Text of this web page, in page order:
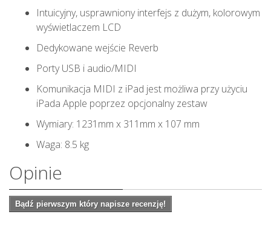
Intuicyjny, usprawniony interfejs z dużym, kolorowym
wyświetlaczem LCD
Dedykowane wejście Reverb
Porty USB i audio/MIDI
Komunikacja MIDI z iPad jest możliwa przy użyciu
iPada Apple poprzez opcjonalny zestaw
Wymiary: 1231mm x 311mm x 107 mm
Waga: 8.5 kg
Opinie
Bądź pierwszym który napisze recenzję!